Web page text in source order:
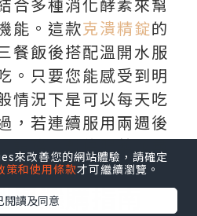
能。這款克潰精錠的
餐飯後搭配溫開水服
。只要您能感受到明
情況下是可以每天吃
，若連續服用兩週後
請務必暫停服藥並尋
與選購指南
來改善您的網站體驗，請確定
策和使用條款才可繼續瀏覽。
閱讀及同意